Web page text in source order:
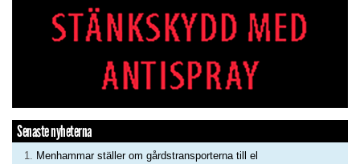
Senaste nyheterna
Menhammar ställer om gårdstransporterna till el